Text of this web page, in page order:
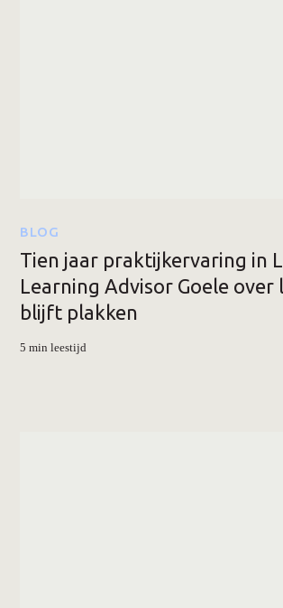
BLOG
Tien jaar praktijkervaring in
Learning Advisor Goele over
blijft plakken
5 min leestijd